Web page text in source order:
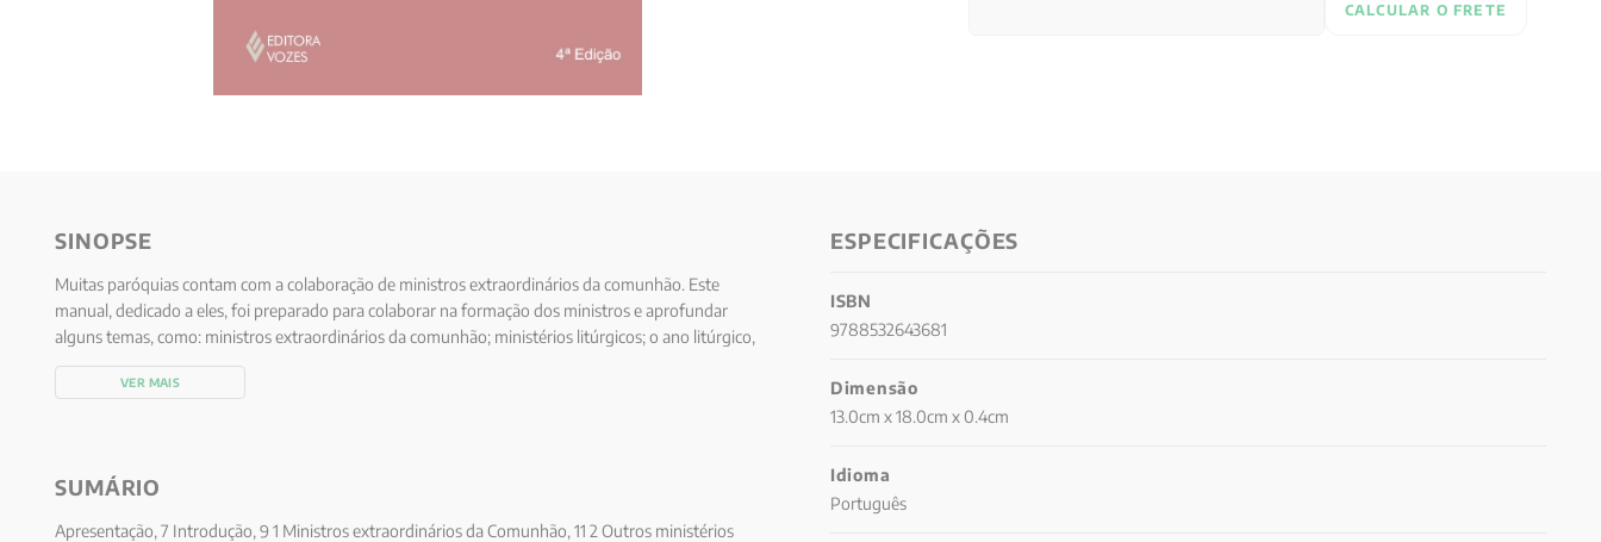
CALCULAR O FRETE
SINOPSE
Muitas paróquias contam com a colaboração de ministros extraordinários da comunhão. Este
manual, dedicado a eles, foi preparado para colaborar na formação dos ministros e aprofundar
alguns temas, como: ministros extraordinários da comunhão; ministérios litúrgicos; o ano litúrgico,
as cores, objetos e livros litúrgicos; os sacramentos; eucaristia: fundamentos bíblico-teológicos;
eucaristia: nomes e significados e, finalmente, a eucaristia e compromisso - o atendimento pastoral.
VER MAIS
SUMÁRIO
Apresentação, 7 Introdução, 9 1 Ministros extraordinários da Comunhão, 11 2 Outros ministérios
ESPECIFICAÇÕES
ISBN
9788532643681
Dimensão
13.0cm x 18.0cm x 0.4cm
Idioma
Português